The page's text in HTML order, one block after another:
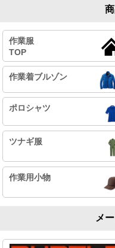
作業服
TOP
作業着ブルゾン
ポロシャツ
ツナギ服
作業用小物
メ